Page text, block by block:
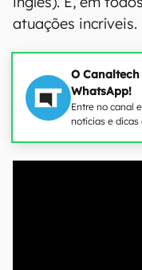
atuações incríveis.
O
WhatsApp!
Entre no canal
notícias e